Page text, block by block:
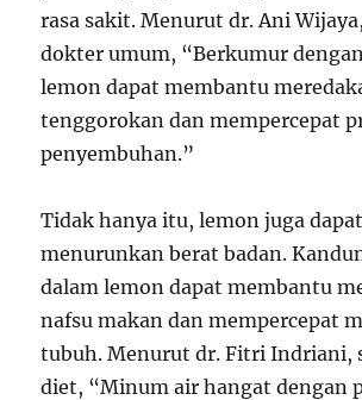
rasa sakit. Menurut dr. Ani
dokter umum, “Berkumur
lemon dapat membantu
tenggorokan dan mempercepat
penyembuhan.”
Tidak hanya itu, lemon juga
menurunkan berat badan.
dalam lemon dapat membantu
nafsu makan dan mempercepat
tubuh. Menurut dr. Fitri Indriani,
diet, “Minum air hangat dengan